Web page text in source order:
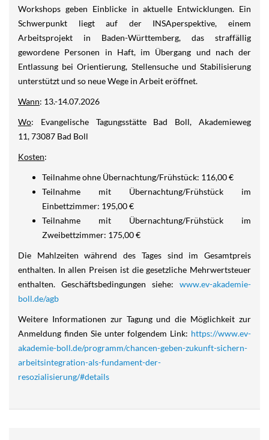
Workshops geben Einblicke in aktuelle Entwicklungen. Ein
Schwerpunkt liegt auf der INSAperspektive, einem
Arbeitsprojekt in Baden-Württemberg, das straffällig
gewordene Personen in Haft, im Übergang und nach der
Entlassung bei Orientierung, Stellensuche und Stabilisierung
unterstützt und so neue Wege in Arbeit eröffnet.
Wann: 13.-14.07.2026
Wo: Evangelische Tagungsstätte Bad Boll, Akademieweg
11, 73087 Bad Boll
Kosten:
Teilnahme ohne Übernachtung/Frühstück: 116,00 €
Teilnahme mit Übernachtung/Frühstück im
Einbettzimmer: 195,00 €
Teilnahme mit Übernachtung/Frühstück im
Zweibettzimmer: 175,00 €
Die Mahlzeiten während des Tages sind im Gesamtpreis
enthalten. In allen Preisen ist die gesetzliche Mehrwertsteuer
enthalten. Geschäftsbedingungen siehe: www.ev-akademie-
boll.de/agb
Weitere Informationen zur Tagung und die Möglichkeit zur
Anmeldung finden Sie unter folgendem Link: https://www.ev-
akademie-boll.de/programm/chancen-geben-zukunft-sichern-
arbeitsintegration-als-fundament-der-
resozialisierung/#details